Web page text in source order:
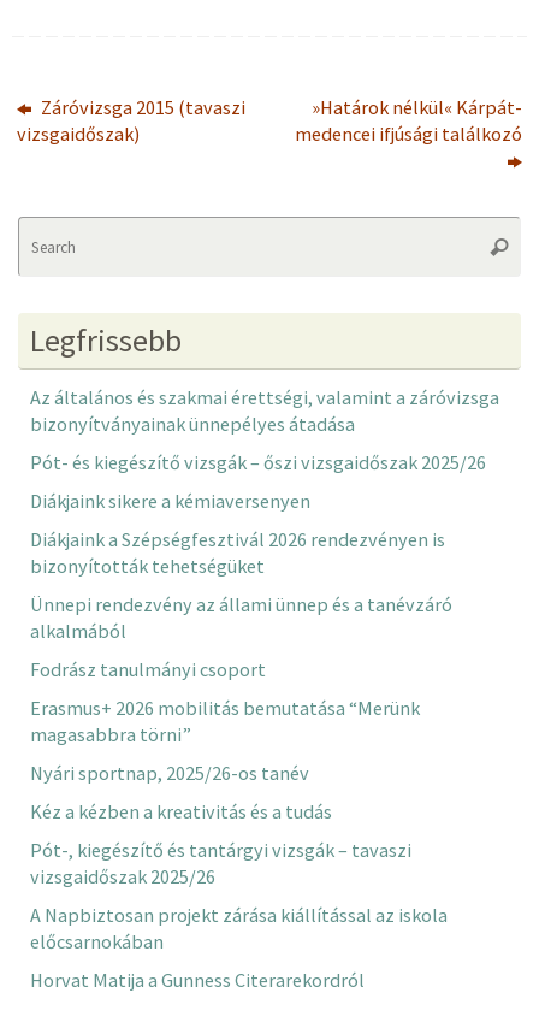
Záróvizsga 2015 (tavaszi
vizsgaidőszak)
»Határok nélkül« Kárpát-
medencei ifjúsági találkozó
Legfrissebb
Az általános és szakmai érettségi, valamint a záróvizsga
bizonyítványainak ünnepélyes átadása
Pót- és kiegészítő vizsgák – őszi vizsgaidőszak 2025/26
Diákjaink sikere a kémiaversenyen
Diákjaink a Szépségfesztivál 2026 rendezvényen is
bizonyították tehetségüket
Ünnepi rendezvény az állami ünnep és a tanévzáró
alkalmából
Fodrász tanulmányi csoport
Erasmus+ 2026 mobilitás bemutatása “Merünk
magasabbra törni”
Nyári sportnap, 2025/26-os tanév
Kéz a kézben a kreativitás és a tudás
Pót-, kiegészítő és tantárgyi vizsgák – tavaszi
vizsgaidőszak 2025/26
A Napbiztosan projekt zárása kiállítással az iskola
előcsarnokában
Horvat Matija a Gunness Citerarekordról